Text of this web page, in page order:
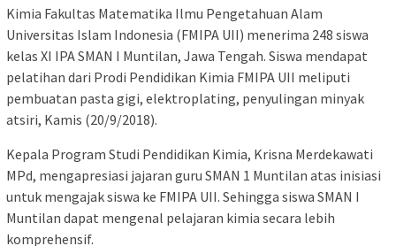
Kimia Fakultas Matematika Ilmu Pengetahuan Alam
Universitas Islam Indonesia (FMIPA UII) menerima 248 siswa
kelas XI IPA SMAN I Muntilan, Jawa Tengah. Siswa mendapat
pelatihan dari Prodi Pendidikan Kimia FMIPA UII meliputi
pembuatan pasta gigi, elektroplating, penyulingan minyak
atsiri, Kamis (20/9/2018).
Kepala Program Studi Pendidikan Kimia, Krisna Merdekawati
MPd, mengapresiasi jajaran guru SMAN 1 Muntilan atas inisiasi
untuk mengajak siswa ke FMIPA UII. Sehingga siswa SMAN I
Muntilan dapat mengenal pelajaran kimia secara lebih
komprehensif.